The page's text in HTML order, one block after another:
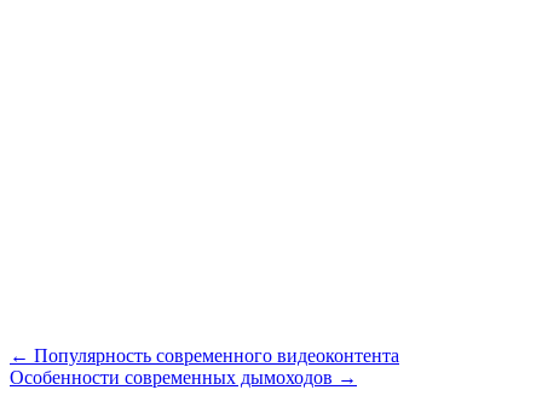
Навигация
по
← Популярность современного видеоконтента
Особенности современных дымоходов →